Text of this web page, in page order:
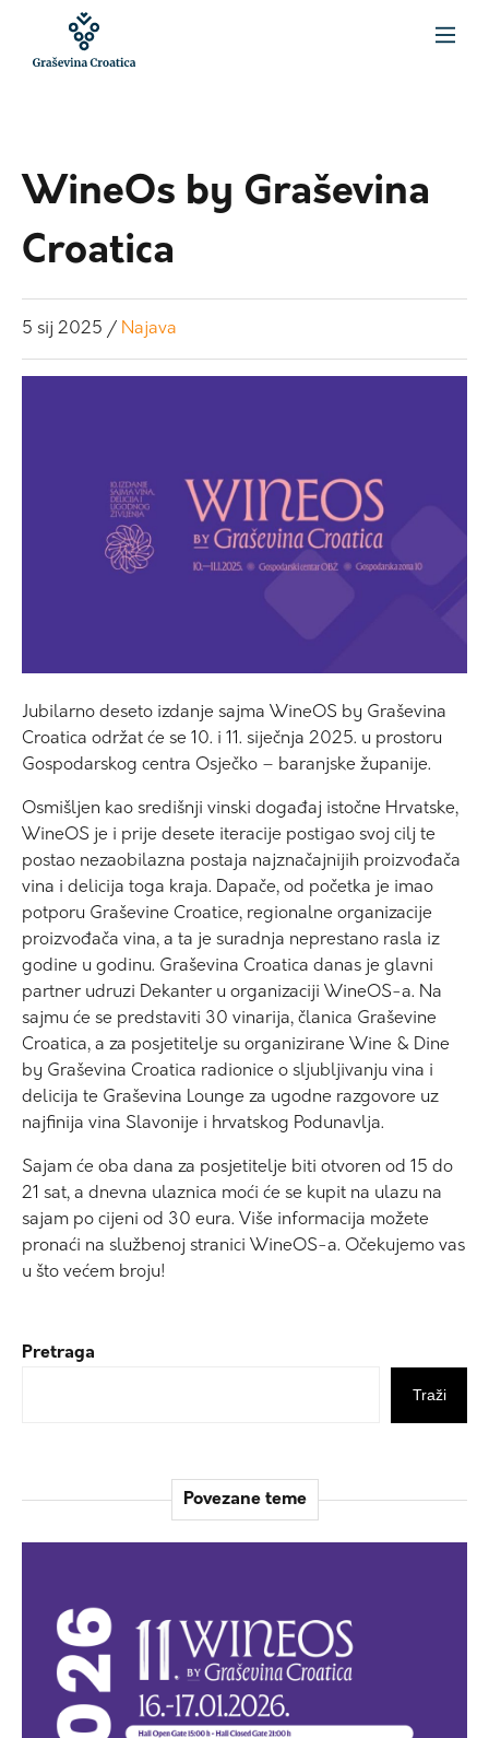
WineOs by Graševina
Croatica
5 sij 2025 / Najava
Jubilarno deseto izdanje sajma WineOS by Graševina
Croatica održat će se 10. i 11. siječnja 2025. u prostoru
Gospodarskog centra Osječko – baranjske županije.
Osmišljen kao središnji vinski događaj istočne Hrvatske,
WineOS je i prije desete iteracije postigao svoj cilj te
postao nezaobilazna postaja najznačajnijih proizvođača
vina i delicija toga kraja. Dapače, od početka je imao
potporu Graševine Croatice, regionalne organizacije
proizvođača vina, a ta je suradnja neprestano rasla iz
godine u godinu. Graševina Croatica danas je glavni
partner udruzi Dekanter u organizaciji WineOS-a. Na
sajmu će se predstaviti 30 vinarija, članica Graševine
Croatica, a za posjetitelje su organizirane Wine & Dine
by Graševina Croatica radionice o sljubljivanju vina i
delicija te Graševina Lounge za ugodne razgovore uz
najfinija vina Slavonije i hrvatskog Podunavlja.
Sajam će oba dana za posjetitelje biti otvoren od 15 do
21 sat, a dnevna ulaznica moći će se kupit na ulazu na
sajam po cijeni od 30 eura. Više informacija možete
pronaći na službenoj stranici WineOS-a. Očekujemo vas
u što većem broju!
Pretraga
Traži
Povezane teme